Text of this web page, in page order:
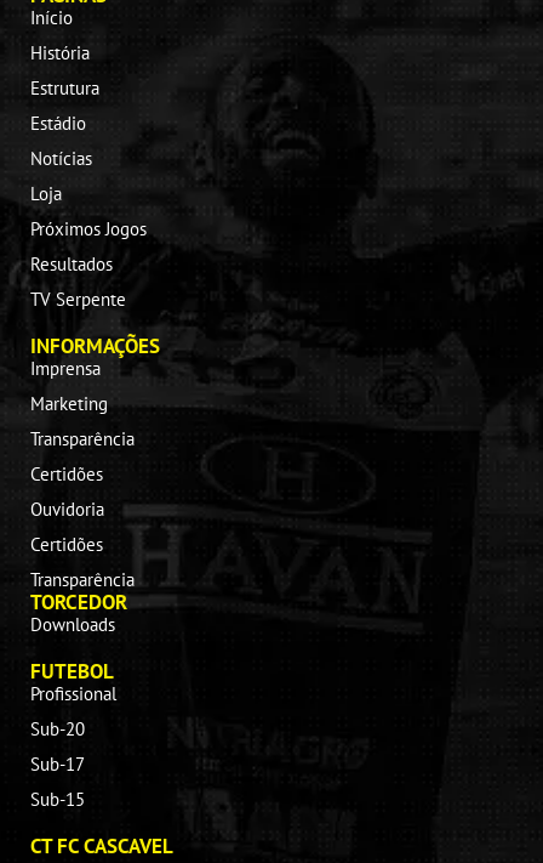
Início
História
Estrutura
Estádio
Notícias
Loja
Próximos Jogos
Resultados
TV Serpente
INFORMAÇÕES
Imprensa
Marketing
Transparência
Certidões
Ouvidoria
Certidões
Transparência
TORCEDOR
Downloads
FUTEBOL
Profissional
Sub-20
Sub-17
Sub-15
CT FC CASCAVEL